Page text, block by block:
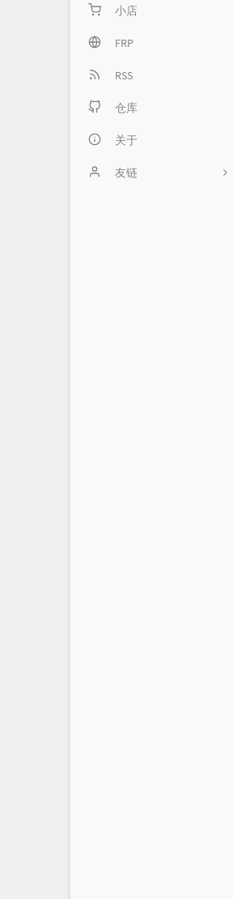
归档库
关于我
专栏首页
基础服务
网络服务
套件服务
高级服务
小店
FRP
RSS
仓库
关于
友链